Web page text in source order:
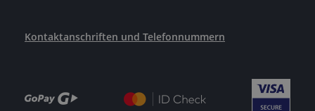
Kontaktanschriften und Telefonnummern